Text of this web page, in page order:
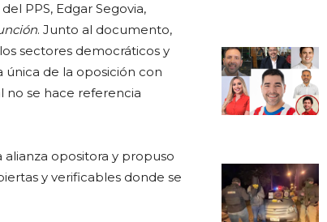
PPS, Edgar Segovia,
. Junto al documento,
sectores democráticos y
de la oposición con
no se hace referencia
opositora y propuso
y verificables donde se